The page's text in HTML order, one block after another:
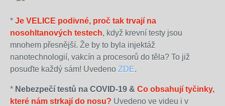
* Je VELICE podivné, proč tak trvají na
nosohltanových testech, když krevní testy jsou
mnohem přesnější. Že by to byla injektáž
nanotechnologií, vakcín a procesorů do těla? To již
posuďte každý sám! Uvedeno ZDE.
* Nebezpečí testů na COVID-19 & Co obsahují tyčinky,
které nám strkají do nosu? Uvedeno ve videu i v